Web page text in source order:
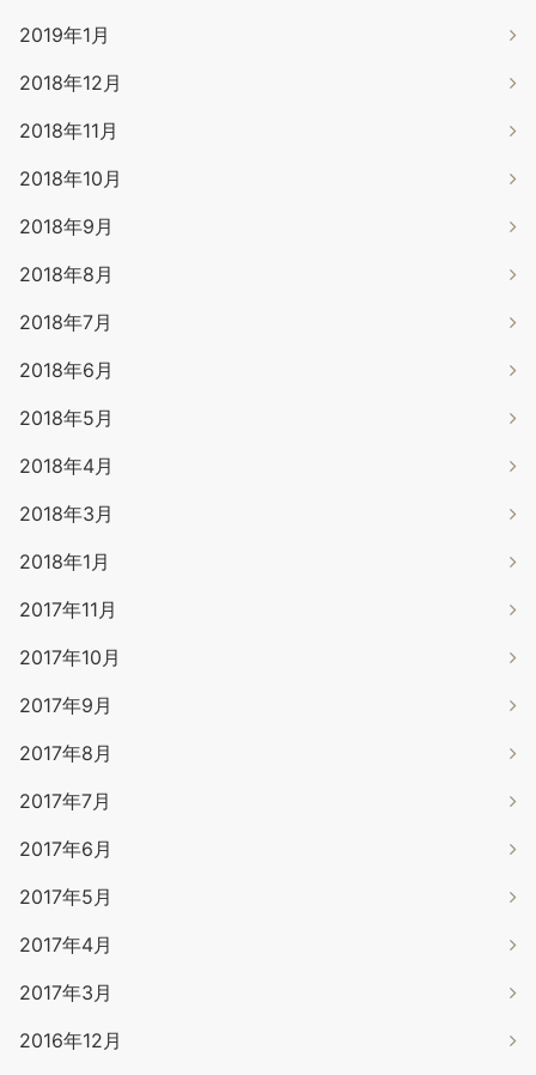
2019年1月
2018年12月
2018年11月
2018年10月
2018年9月
2018年8月
2018年7月
2018年6月
2018年5月
2018年4月
2018年3月
2018年1月
2017年11月
2017年10月
2017年9月
2017年8月
2017年7月
2017年6月
2017年5月
2017年4月
2017年3月
2016年12月